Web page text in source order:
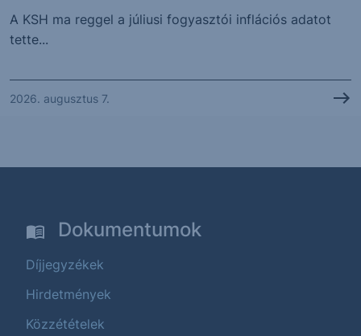
A KSH ma reggel a júliusi fogyasztói inflációs adatot
tette...
2026. augusztus 7.
Dokumentumok
Díjjegyzékek
Hirdetmények
Közzétételek